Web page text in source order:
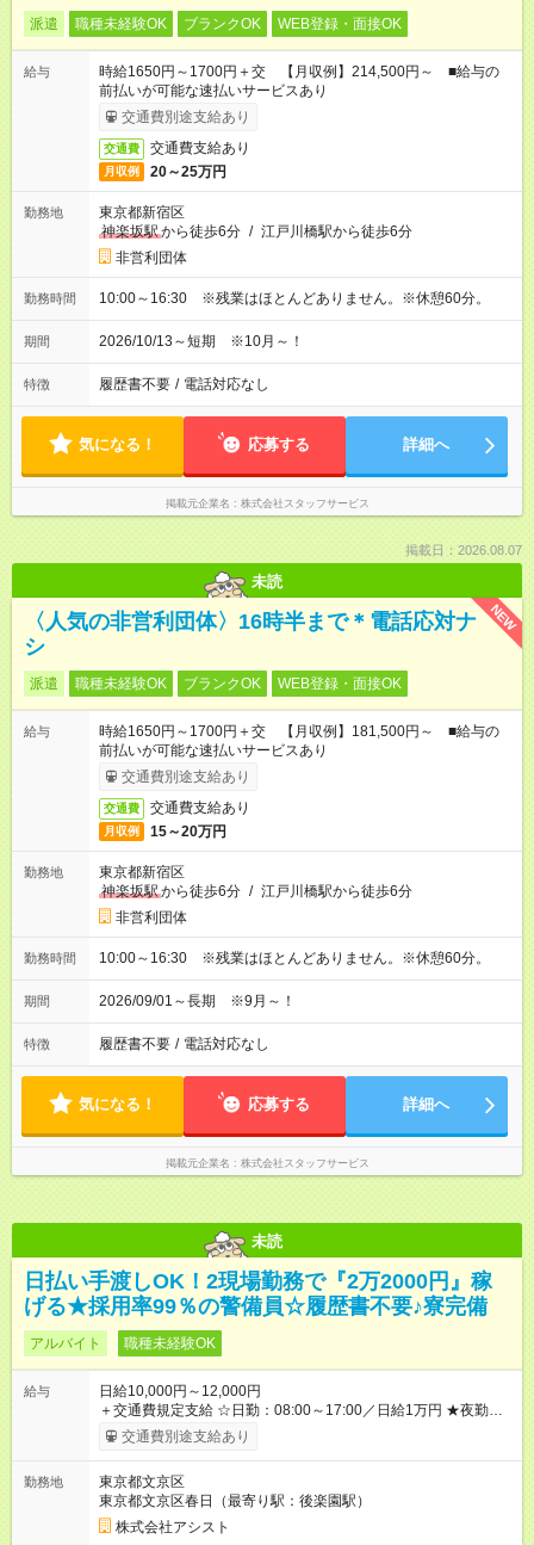
派遣 職種未経験OK ブランクOK WEB登録・面接OK
給与
時給1650円～1700円＋交 【月収例】214,500円～ ■給与の
前払いが可能な速払いサービスあり
交通費別途支給あり
交通費 交通費支給あり
月収例 20～25万円
勤務地
東京都新宿区
神楽坂駅から徒歩6分 / 江戸川橋駅から徒歩6分
非営利団体
勤務時間 10:00～16:30 ※残業はほとんどありません。※休憩60分。
期間 2026/10/13～短期 ※10月～！
特徴 履歴書不要 / 電話対応なし
気になる！ 応募する 詳細へ
掲載元企業名 株式会社スタッフサービス
掲載日：2026.08.07
未読
NEW
〈人気の非営利団体〉16時半まで＊電話応対ナ
シ
派遣 職種未経験OK ブランクOK WEB登録・面接OK
給与
時給1650円～1700円＋交 【月収例】181,500円～ ■給与の
前払いが可能な速払いサービスあり
交通費別途支給あり
交通費 交通費支給あり
月収例 15～20万円
勤務地
東京都新宿区
神楽坂駅から徒歩6分 / 江戸川橋駅から徒歩6分
非営利団体
勤務時間 10:00～16:30 ※残業はほとんどありません。※休憩60分。
期間 2026/09/01～長期 ※9月～！
特徴 履歴書不要 / 電話対応なし
気になる！ 応募する 詳細へ
掲載元企業名 株式会社スタッフサービス
未読
日払い手渡しOK！2現場勤務で『2万2000円』稼
げる★採用率99％の警備員☆履歴書不要♪寮完備
アルバイト 職種未経験OK
給与
日給10,000円～12,000円
＋交通費規定支給 ☆日勤：08:00～17:00／日給1万円 ★夜勤：
20:00～05:00／日給1万2000円 -:+:-:+:-:+:-:+:-:+:- 日勤＋夜勤で 1
日『2万2000円』も稼げる！ -:+:-:+:-:+:-:+:-:+:- ■選べる支払い方
べる！ 日払いは、当日に『現金全額』手渡しです♪ ■残業手当
別途支給 ■日給全額保障あり ┗予定時間より早く終わっても日給
は満額支給！ ■資格手当あり ┗施設警備2級など 【試用期間】
交通費別途支給あり
勤務地
東京都文京区
東京都文京区春日（最寄り駅：後楽園駅）
株式会社アシスト